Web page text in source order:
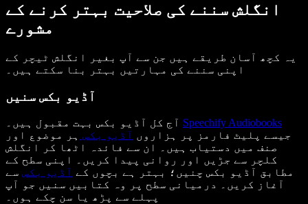
انگلش سننے کی صلاحیت بہتر کرنے کے
مشورے
یہ کچھ آسان طریقے ہیں جن سے آپ بغیر انگلش ٹیچر کے
اپنی سننے کی مہارتیں بہتر بنا سکتے ہیں۔
آڈیو بکس سنیں
Speechify Audiobooks
جیسے پلیٹ فارمز پر ہزاروں آڈیو بکس ہر موضوع اور
صنف میں دستیاب ہیں۔ ان سے فائدہ اٹھا کر انگلش
کلچر سے جڑیں اور روانی پیدا کریں۔ اپنی سطح کے
مطابق آڈیو بکس چنیں؛ بہتر ہے بچوں کے آڈیو بکس سے
آغاز کریں۔ درمیانی سطح پر وہ کتابیں سنیں جو آپ
پہلے سے پڑھ یا سن چکے ہوں۔